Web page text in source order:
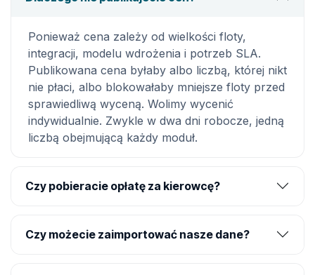
Ponieważ cena zależy od wielkości floty,
integracji, modelu wdrożenia i potrzeb SLA.
Publikowana cena byłaby albo liczbą, której nikt
nie płaci, albo blokowałaby mniejsze floty przed
sprawiedliwą wyceną. Wolimy wycenić
indywidualnie. Zwykle w dwa dni robocze, jedną
liczbą obejmującą każdy moduł.
Czy pobieracie opłatę za kierowcę?
Czy możecie zaimportować nasze dane?